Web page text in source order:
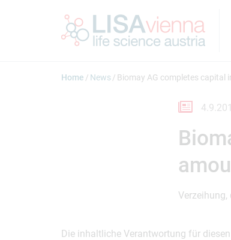
Home News Biomay AG completes capital
Die inhaltliche Verantwortung für